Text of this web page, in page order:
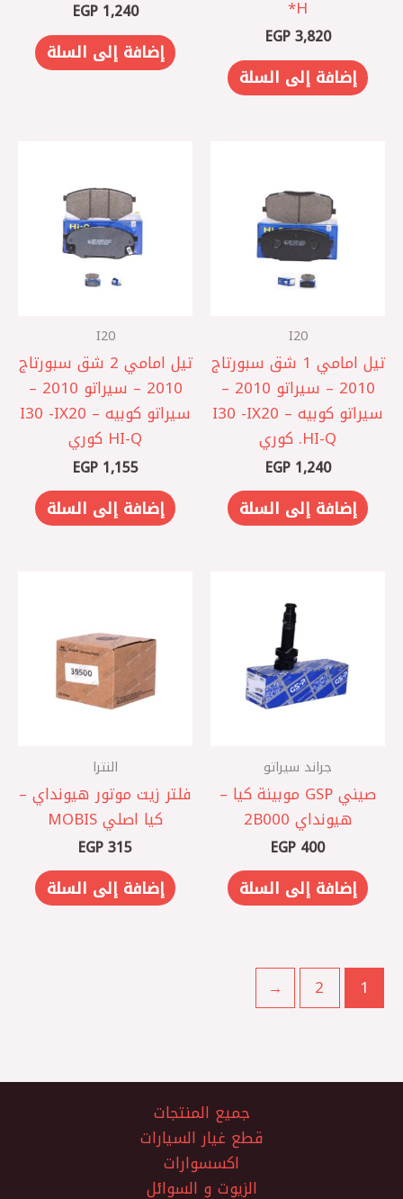
H*
EGP3,820
إضافة إلى السلة
EGP1,240
إضافة إلى السلة
I20
تيل امامي 1 شق سبورتاج
2010 – سيراتو 2010 –
سيراتو كوبيه – I30 -IX20
HI-Q. كوري
EGP1,240
إضافة إلى السلة
I20
تيل امامي 2 شق سبورتاج
2010 – سيراتو 2010 –
سيراتو كوبيه – I30 -IX20
HI-Q كوري
EGP1,155
إضافة إلى السلة
جراند سيراتو
صيني GSP موبينة كيا –
هيونداي 2B000
EGP 400
إضافة إلى السلة
النترا
فلتر زيت موتور هيونداي –
كيا اصلي MOBIS
EGP315
إضافة إلى السلة
1
2
←
جميع المنتجات
قطع غيار السيارات
اكسسوارات
الزيوت و السوائل